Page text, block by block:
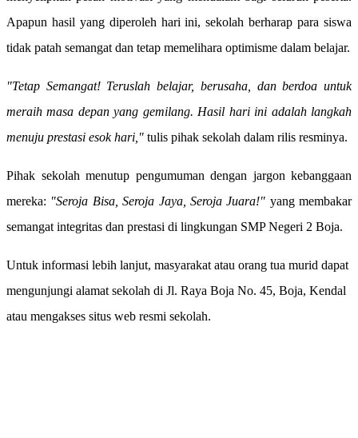
Apapun hasil yang diperoleh hari ini, sekolah berharap para siswa
tidak patah semangat dan tetap memelihara optimisme dalam belajar.
"Tetap Semangat! Teruslah belajar, berusaha, dan berdoa untuk
meraih masa depan yang gemilang. Hasil hari ini adalah langkah
menuju prestasi esok hari," tulis pihak sekolah dalam rilis resminya.
​Pihak sekolah menutup pengumuman dengan jargon kebanggaan
mereka: "Seroja Bisa, Seroja Jaya, Seroja Juara!" yang membakar
semangat integritas dan prestasi di lingkungan SMP Negeri 2 Boja.
​Untuk informasi lebih lanjut, masyarakat atau orang tua murid dapat
mengunjungi alamat sekolah di Jl. Raya Boja No. 45, Boja, Kendal
atau mengakses situs web resmi sekolah.